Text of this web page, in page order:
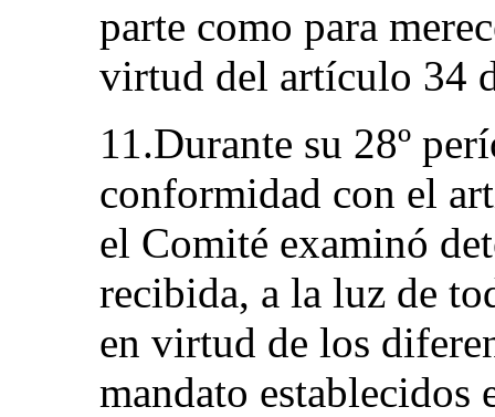
parte como para
virtud del artículo 34
11.Durante su 28º
conformidad con el
el Comité examinó
recibida, a la luz de
en virtud de los
mandato establecidos